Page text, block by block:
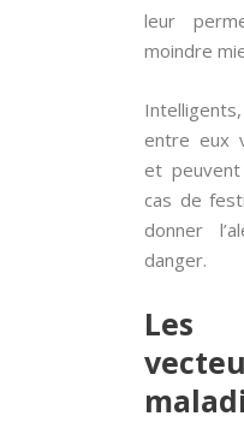
leur
moindre
entre eux
et peuvent
cas de
donner
danger.